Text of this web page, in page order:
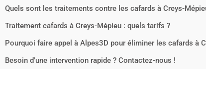
Quels sont les traitements contre les cafards à Creys-
Traitement cafards à Creys-Mépieu : quels tarifs ?
Pourquoi faire appel à Alpes3D pour éliminer les cafards à
Besoin d'une intervention rapide ? Contactez-nous !